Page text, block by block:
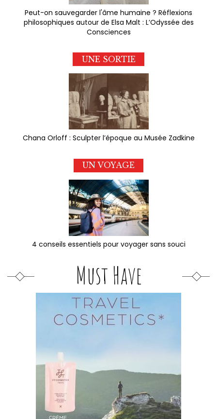
Peut-on sauvegarder l'âme humaine ? Réflexions
philosophiques autour de Elsa Malt : L’Odyssée des
Consciences
UNE SORTIE
Chana Orloff : Sculpter l’époque au Musée Zadkine
UN VOYAGE
4 conseils essentiels pour voyager sans souci
Must Have